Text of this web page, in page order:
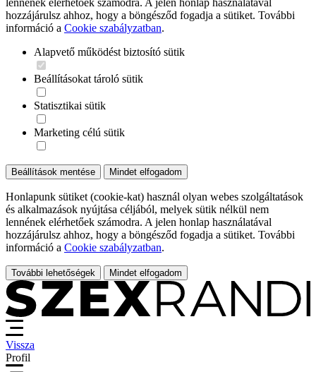
hozzájárulsz ahhoz, hogy a böngésződ fogadja a sütiket. További
információ a Cookie szabályzatban.
Alapvető működést biztosító sütik
Beállításokat tároló sütik
Statisztikai sütik
Marketing célú sütik
Beállítások mentése Mindet elfogadom
Honlapunk sütiket (cookie-kat) használ olyan webes szolgáltatások
és alkalmazások nyújtása céljából, melyek sütik nélkül nem
lennének elérhetőek számodra. A jelen honlap használatával
hozzájárulsz ahhoz, hogy a böngésződ fogadja a sütiket. További
információ a Cookie szabályzatban.
További lehetőségek Mindet elfogadom
Vissza
Profil